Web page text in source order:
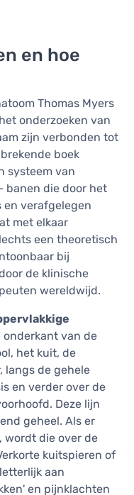
en hoe
Thomas Myers
onderzoeken van
zijn verbonden tot
boek
systeem van
banen die door het
en verafgelegen
met elkaar
een theoretisch
bij
de klinische
wereldwijd.
onderkant van de
het kuit, de
langs de gehele
en verder over de
Deze lijn
geheel. Als er
wordt die over de
kuitspieren of
aan
en pijnklachten